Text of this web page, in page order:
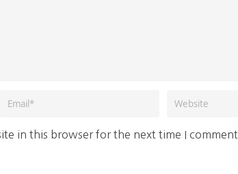
in this browser for the next time I comment.